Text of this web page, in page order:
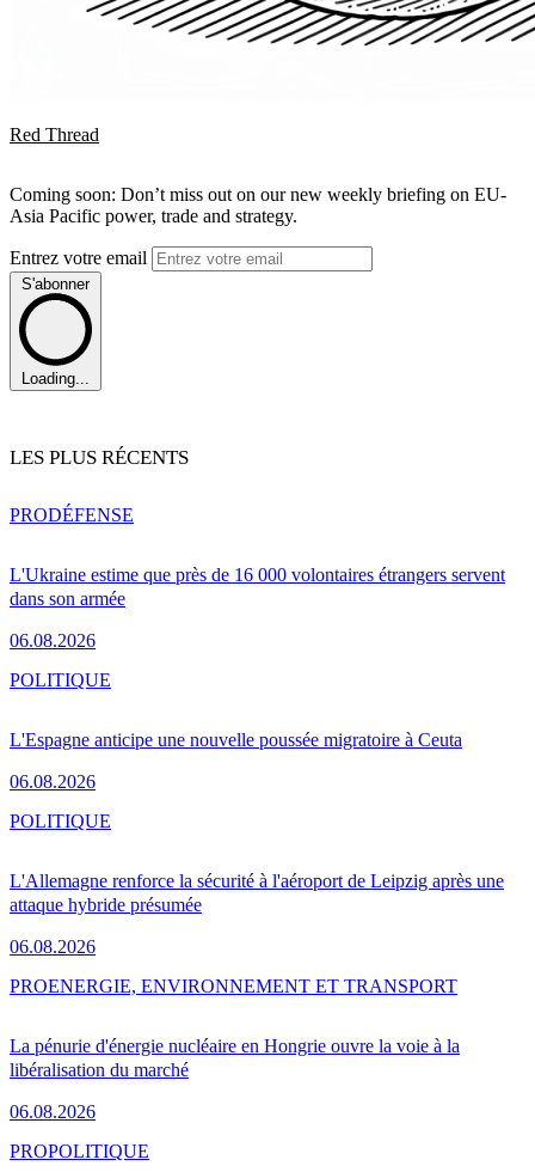
Red Thread
Coming soon: Don’t miss out on our new weekly briefing on EU-
Asia Pacific power, trade and strategy.
Entrez votre email
S'abonner
Loading...
LES PLUS RÉCENTS
L'Ukraine estime que près de 16 000 volontaires étrangers servent
dans son armée
06.08.2026
PRODÉFENSE
L'Espagne anticipe une nouvelle poussée migratoire à Ceuta
06.08.2026
POLITIQUE
L'Allemagne renforce la sécurité à l'aéroport de Leipzig après une
attaque hybride présumée
06.08.2026
POLITIQUE
La pénurie d'énergie nucléaire en Hongrie ouvre la voie à la
libéralisation du marché
06.08.2026
PROENERGIE, ENVIRONNEMENT ET TRANSPORT
PROPOLITIQUE